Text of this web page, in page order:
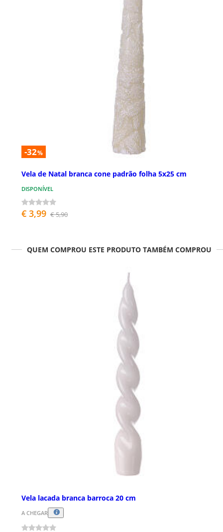
-32%
Vela de Natal branca cone padrão folha 5x25 cm
DISPONÍVEL
€ 3,99 € 5,90
QUEM COMPROU ESTE PRODUTO TAMBÉM COMPROU
Vela lacada branca barroca 20 cm
A CHEGAR